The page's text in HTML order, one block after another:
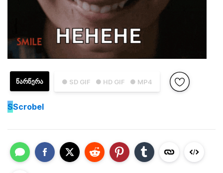
● SD GIF ● HD GIF ● MP4
ᲬᲐᲠᲬᲔᲠᲐ
SScrobel